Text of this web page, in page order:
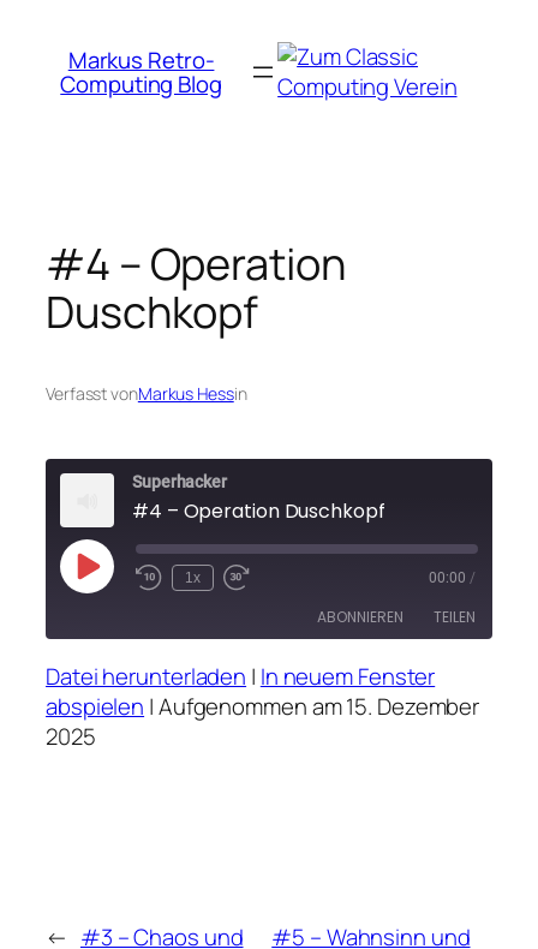
springen
Markus Retro-
Computing Blog
#4 – Operation
Duschkopf
Verfasst vonMarkus Hessin
Superhacker
#4 – Operation Duschkopf
Play
Episode Rewind
1x
Fast
seconds
00:00 /
ABONNIEREN TEILEN
RSS FEED
TEILEN
LINK
Datei herunterladen | In neuem Fenster
abspielen |Aufgenommen am 15. Dezember
2025
← #3 – Chaos und
#5 – Wahnsinn und